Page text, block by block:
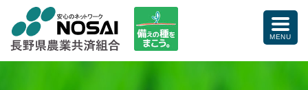
備えの種をまこう。
toggle
MENU